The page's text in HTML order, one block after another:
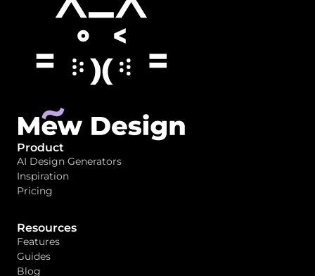
Product
AI Design Generators
Inspiration
Pricing
Resources
Features
Guides
Blog